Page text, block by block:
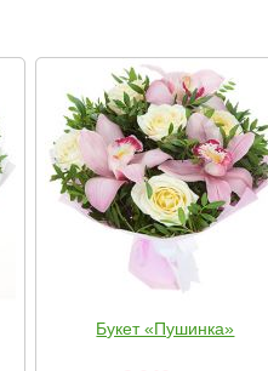
Букет «Пушинка»